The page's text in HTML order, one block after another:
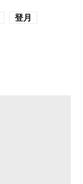
登月